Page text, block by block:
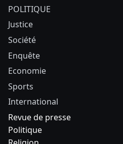
POLITIQUE
Justice
Société
Enquête
Economie
Sports
International
Revue de presse
Politique